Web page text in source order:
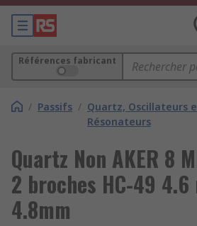
Références fabricant
/ Passifs / Quartz, Oscillateurs
Résonateurs
Quartz Non AKER 8
2 broches HC-49 4.6
4.8mm